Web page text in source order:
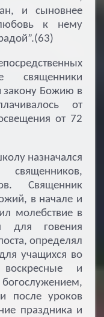
и сыновнее
к нему
священники
закону Божию в
от
от 72
назначался
Священник
в начале и
молебствие в
для говения
определял
учащихся во
и
после уроков
праздника и